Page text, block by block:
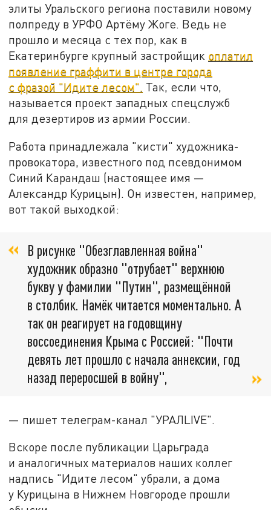
элиты Уральского региона поставили новому
полпреду в УРФО Артёму Жоге. Ведь не
прошло и месяца с тех пор, как в
Екатеринбурге крупный застройщик оплатил
появление граффити в центре города
с фразой "Идите лесом". Так, если что,
называется проект западных спецслужб
для дезертиров из армии России.
Работа принадлежала "кисти" художника-
провокатора, известного под псевдонимом
Синий Карандаш (настоящее имя —
Александр Курицын). Он известен, например,
вот такой выходкой:
В рисунке "Обезглавленная война"
художник образно "отрубает" верхнюю
букву у фамилии "Путин", размещённой
в столбик. Намёк читается моментально. А
так он реагирует на годовщину
воссоединения Крыма с Россией: "Почти
девять лет прошло с начала аннексии, год
назад переросшей в войну",
— пишет телеграм-канал "УРАЛLIVE".
Вскоре после публикации Царьграда
и аналогичных материалов наших коллег
надпись "Идите лесом" убрали, а дома
у Курицына в Нижнем Новгороде прошли